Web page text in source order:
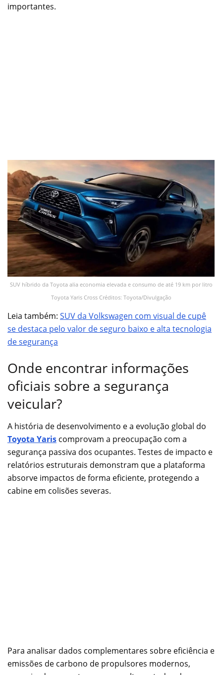
importantes.
SUV híbrido da Toyota alia economia elevada e consumo de até 19 km por litro
Toyota Yaris Cross Créditos: Toyota/Divulgação
Leia também: SUV da Volkswagen com visual de cupê
se destaca pelo valor de seguro baixo e alta tecnologia
de segurança
Onde encontrar informações
oficiais sobre a segurança
veicular?
A história de desenvolvimento e a evolução global do
Toyota Yaris comprovam a preocupação com a
segurança passiva dos ocupantes. Testes de impacto e
relatórios estruturais demonstram que a plataforma
absorve impactos de forma eficiente, protegendo a
cabine em colisões severas.
Para analisar dados complementares sobre eficiência e
emissões de carbono de propulsores modernos,